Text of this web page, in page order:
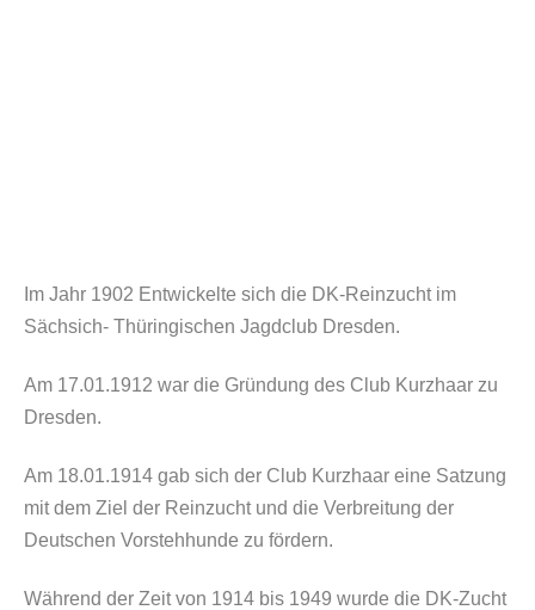
Im Jahr 1902 Entwickelte sich die DK-Reinzucht im
Sächsich- Thüringischen Jagdclub Dresden.
Am 17.01.1912 war die Gründung des Club Kurzhaar zu
Dresden.
Am 18.01.1914 gab sich der Club Kurzhaar eine Satzung
mit dem Ziel der Reinzucht und die Verbreitung der
Deutschen Vorstehhunde zu fördern.
Während der Zeit von 1914 bis 1949 wurde die DK-Zucht